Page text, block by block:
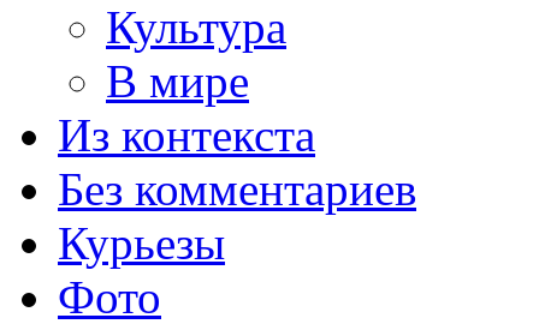
Культура
В мире
Из контекста
Без комментариев
Курьезы
Фото